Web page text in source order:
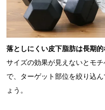
落としにくい皮下脂肪は長期的
サイズの効果が見えないとモ
で、ターゲット部位を絞り込
ょう。